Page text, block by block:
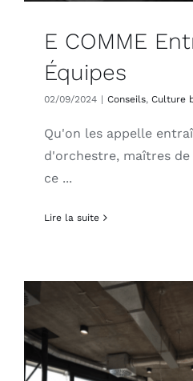
E COMME
Équipes
02/09/2024 | Conseils, Culture
Qu'on les appelle
d'orchestre, maîtres
ce ...
Lire la suite